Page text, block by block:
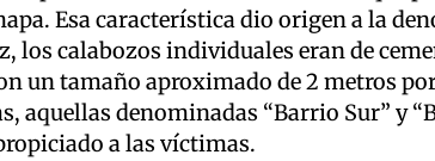
Esa característica dio origen a la
los calabozos individuales eran de
un tamaño aproximado de 2 metros
aquellas denominadas “Barrio Sur” y
a las víctimas.